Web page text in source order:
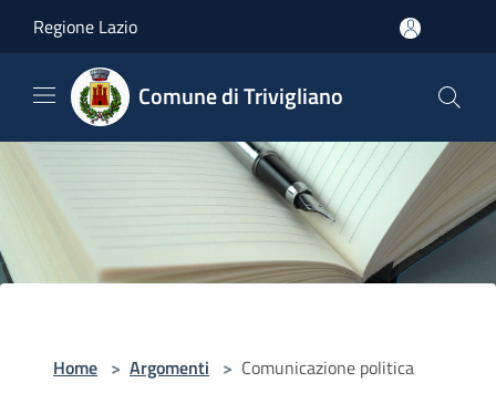
Regione Lazio
Comune di Trivigliano
Home > Argomenti > Comunicazione politica